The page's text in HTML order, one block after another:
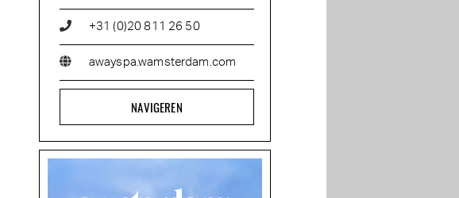
+31 (0)20 811 26 50
awayspa.wamsterdam.com
NAVIGEREN